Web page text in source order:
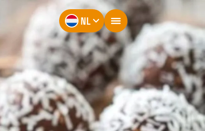
NL